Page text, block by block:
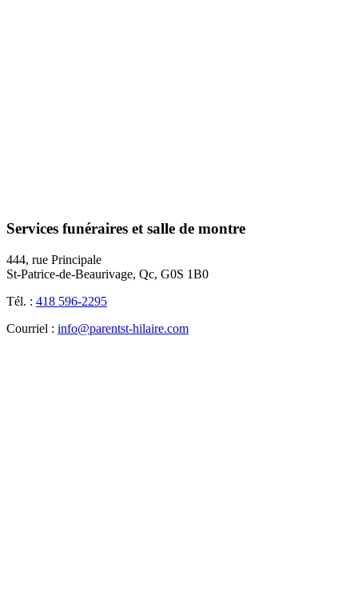
Services funéraires et salle de montre
444, rue Principale
St-Patrice-de-Beaurivage, Qc, G0S 1B0
Tél. : 418 596-2295
Courriel : info@parentst-hilaire.com